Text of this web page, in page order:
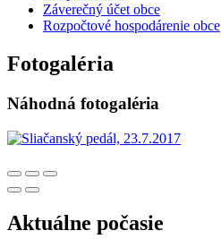
Záverečný účet obce
Rozpočtové hospodárenie obce
Fotogaléria
Náhodná fotogaléria
Aktuálne počasie